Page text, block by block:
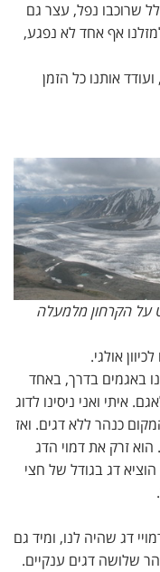
שרוכבו נפל, עצר גם
אף אחד לא נפגע,
אותנו כל הזמן
על הקרחון מלמעלה
אולגי.
4 ימים. עצרנו באגמים בדרך, באחד
איתי ואני ניסינו לדוג
כנהר ללא דגים. ואז
הוא זרק את דמוי הדג
דג בגודל של חצי
דג שהיה לנו, ומיד גם
שלושה דגים ענקיים.